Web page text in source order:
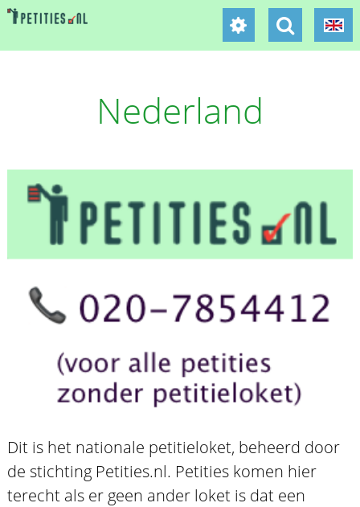
Nederland
Dit is het nationale petitieloket, beheerd door
de stichting Petities.nl. Petities komen hier
terecht als er geen ander loket is dat een